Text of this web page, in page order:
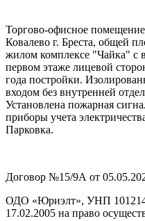
Торгово-офисное
Ковалево г. Бреста, общей
жилом комплексе "Чайка" с
первом этаже лицевой
года постройки.
входом без внутренней
Установлена пожарная
приборы учета
Парковка.
Договор №15/9А от
ОДО «Юриэлт», УНП
17.02.2005 на право